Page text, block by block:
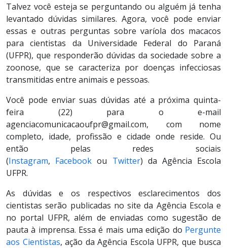
Talvez você esteja se perguntando ou alguém já tenha
levantado dúvidas similares. Agora, você pode enviar
essas e outras perguntas sobre varíola dos macacos
para cientistas da Universidade Federal do Paraná
(UFPR), que responderão dúvidas da sociedade sobre a
zoonose, que se caracteriza por doenças infecciosas
transmitidas entre animais e pessoas.
Você pode enviar suas dúvidas até a próxima quinta-
feira (22) para o e-mail
agenciacomunicacaoufpr@gmail.com, com nome
completo, idade, profissão e cidade onde reside. Ou
então pelas redes sociais
(Instagram, Facebook ou Twitter) da Agência Escola
UFPR.
As dúvidas e os respectivos esclarecimentos dos
cientistas serão publicadas no site da Agência Escola e
no portal UFPR, além de enviadas como sugestão de
pauta à imprensa. Essa é mais uma edição do Pergunte
aos Cientistas, ação da Agência Escola UFPR, que busca